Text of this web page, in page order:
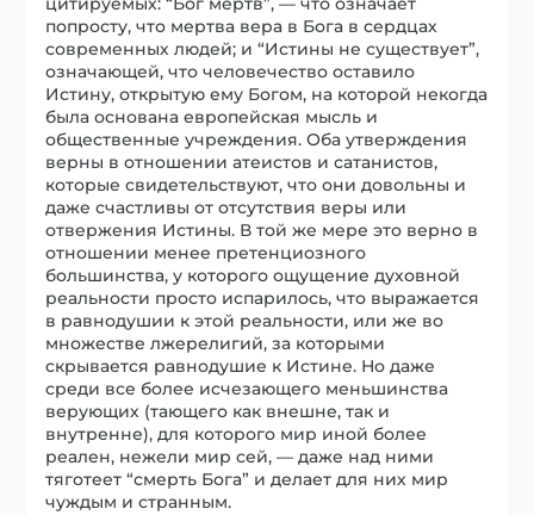
попросту, что мертва вера в Бога в сердцах
современных людей; и “Истины не существует”,
означающей, что человечество оставило
Истину, открытую ему Богом, на которой некогда
была основана европейская мысль и
общественные учреждения. Оба утверждения
верны в отношении атеистов и сатанистов,
которые свидетельствуют, что они довольны и
даже счастливы от отсутствия веры или
отвержения Истины. В той же мере это верно в
отношении менее претенциозного
большинства, у которого ощущение духовной
реальности просто испарилось, что выражается
в равнодушии к этой реальности, или же во
множестве лжерелигий, за которыми
скрывается равнодушие к Истине. Но даже
среди все более исчезающего меньшинства
верующих (тающего как внешне, так и
внутренне), для которого мир иной более
реален, нежели мир сей, — даже над ними
тяготеет “смерть Бога” и делает для них мир
чуждым и странным.